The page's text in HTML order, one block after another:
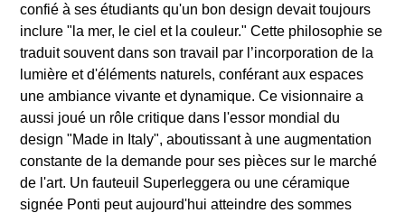
confié à ses étudiants qu'un bon design devait toujours
inclure "la mer, le ciel et la couleur." Cette philosophie se
traduit souvent dans son travail par l’incorporation de la
lumière et d'éléments naturels, conférant aux espaces
une ambiance vivante et dynamique. Ce visionnaire a
aussi joué un rôle critique dans l'essor mondial du
design "Made in Italy", aboutissant à une augmentation
constante de la demande pour ses pièces sur le marché
de l'art. Un fauteuil Superleggera ou une céramique
signée Ponti peut aujourd'hui atteindre des sommes